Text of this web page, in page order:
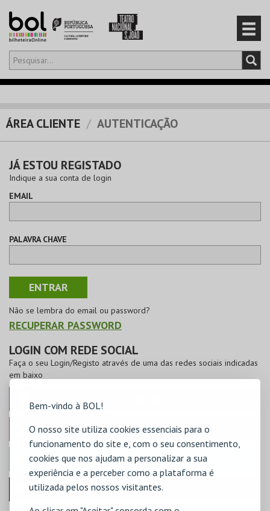
Bem-vindo à BOL!
O nosso site utiliza cookies essenciais para o
funcionamento do site e, com o seu consentimento,
cookies que nos ajudam a personalizar a sua
experiência e a perceber como a plataforma é
utilizada pelos nossos visitantes.
Olá,iniciar sessão
EVENTOS
CARTÕES
PRODUTOS
ÁREA CLIENTE AUTENTICAÇÃO
JÁ ESTOU REGISTADO
Indique a sua conta de login
EMAIL
PALAVRA CHAVE
Não se lembra do email ou password?
RECUPERAR PASSWORD
LOGIN COM REDE SOCIAL
Faça o seu Login/Registo através de uma das redes sociais indicadas
em baixo
GOOGLE
MICROSOFT
Iniciar sessão com a Apple